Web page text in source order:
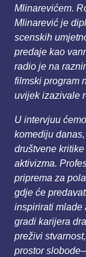
Mlinarevićem.
Mlinarević je
scenskih
predaje kao
radio je na
filmski program
uvijekizazivale
U intervjuu
komediju
društvene
aktivizma.
priprema za
gdje će
inspirirati mlade
gradi karijera
preživi
prostor slobode